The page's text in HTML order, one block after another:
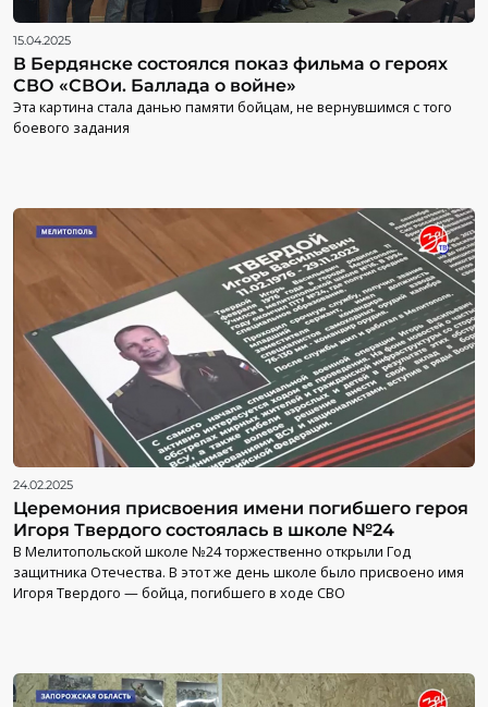
15.04.2025
В Бердянске состоялся показ фильма о героях
СВО «СВОи. Баллада о войне»
Эта картина стала данью памяти бойцам, не вернувшимся с того
боевого задания
24.02.2025
Церемония присвоения имени погибшего героя
Игоря Твердого состоялась в школе №24
В Мелитопольской школе №24 торжественно открыли Год
защитника Отечества. В этот же день школе было присвоено имя
Игоря Твердого — бойца, погибшего в ходе СВО